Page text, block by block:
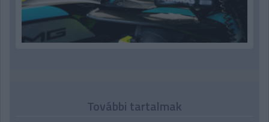
További tartalmak